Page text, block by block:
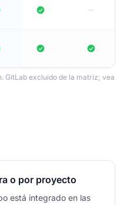
GitLab excluido de la matriz; vea
o por proyecto
está integrado en las